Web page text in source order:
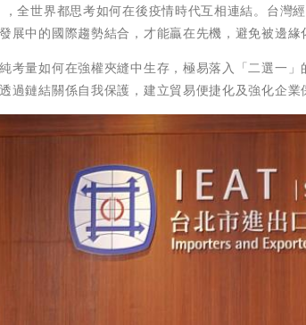
世界都思考如何在後疫情時代互相連結。台灣
展中的國際趨勢結合，才能贏在先機，避免被邊緣
考量如何在強權夾縫中生存，極易落入「二選一
過鏈結關係自我保護，建立貿易便捷化及強化企業